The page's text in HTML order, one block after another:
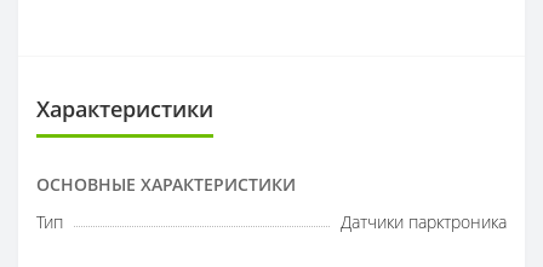
Характеристики
ОСНОВНЫЕ ХАРАКТЕРИСТИКИ
Тип
Датчики парктроника